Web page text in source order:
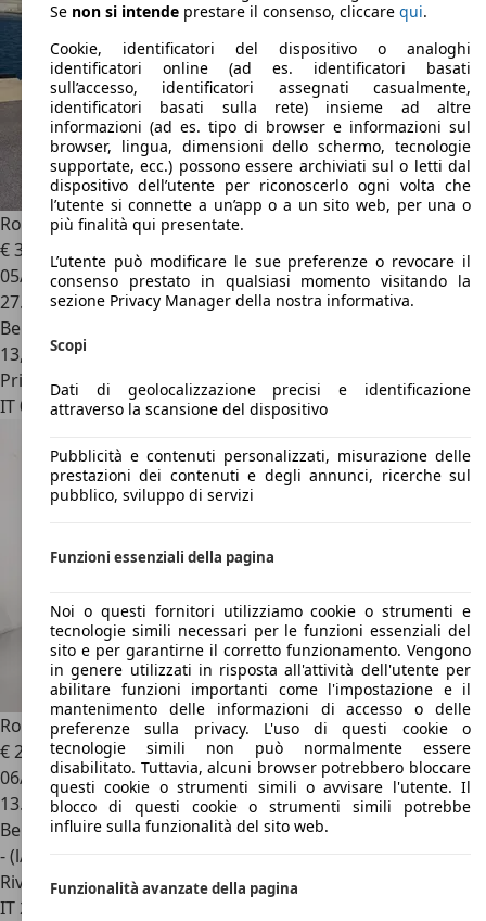
Rolls-Royce GhostGhost 6.6 V12 570ch EWB A
€ 335.000
05/2022
27.000 km
Benzina
13,7 l/100 km (comb.)
Privato
IT 06240Beausoleil
Rolls-Royce Ghost6.7 V12 auto
€ 299.0001
06/2024
13.200 km
Benzina
- (l/100 km)
Rivenditore
IT 20080
Se non si intende prestare il consenso, cliccare qui.
Cookie, identificatori del dispositivo o analoghi
identificatori online (ad es. identificatori basati
sull’accesso, identificatori assegnati casualmente,
identificatori basati sulla rete) insieme ad altre
informazioni (ad es. tipo di browser e informazioni sul
browser, lingua, dimensioni dello schermo, tecnologie
supportate, ecc.) possono essere archiviati sul o letti dal
dispositivo dell’utente per riconoscerlo ogni volta che
l’utente si connette a un’app o a un sito web, per una o
più finalità qui presentate.
L’utente può modificare le sue preferenze o revocare il
consenso prestato in qualsiasi momento visitando la
sezione Privacy Manager della nostra informativa.
Scopi
Dati di geolocalizzazione precisi e identificazione
attraverso la scansione del dispositivo
Pubblicità e contenuti personalizzati, misurazione delle
prestazioni dei contenuti e degli annunci, ricerche sul
pubblico, sviluppo di servizi
Funzioni essenziali della pagina
Noi o questi fornitori utilizziamo cookie o strumenti e
tecnologie simili necessari per le funzioni essenziali del
sito e per garantirne il corretto funzionamento. Vengono
in genere utilizzati in risposta all'attività dell'utente per
abilitare funzioni importanti come l'impostazione e il
mantenimento delle informazioni di accesso o delle
preferenze sulla privacy. L'uso di questi cookie o
tecnologie simili non può normalmente essere
disabilitato. Tuttavia, alcuni browser potrebbero bloccare
questi cookie o strumenti simili o avvisare l'utente. Il
blocco di questi cookie o strumenti simili potrebbe
influire sulla funzionalità del sito web.
Funzionalità avanzate della pagina